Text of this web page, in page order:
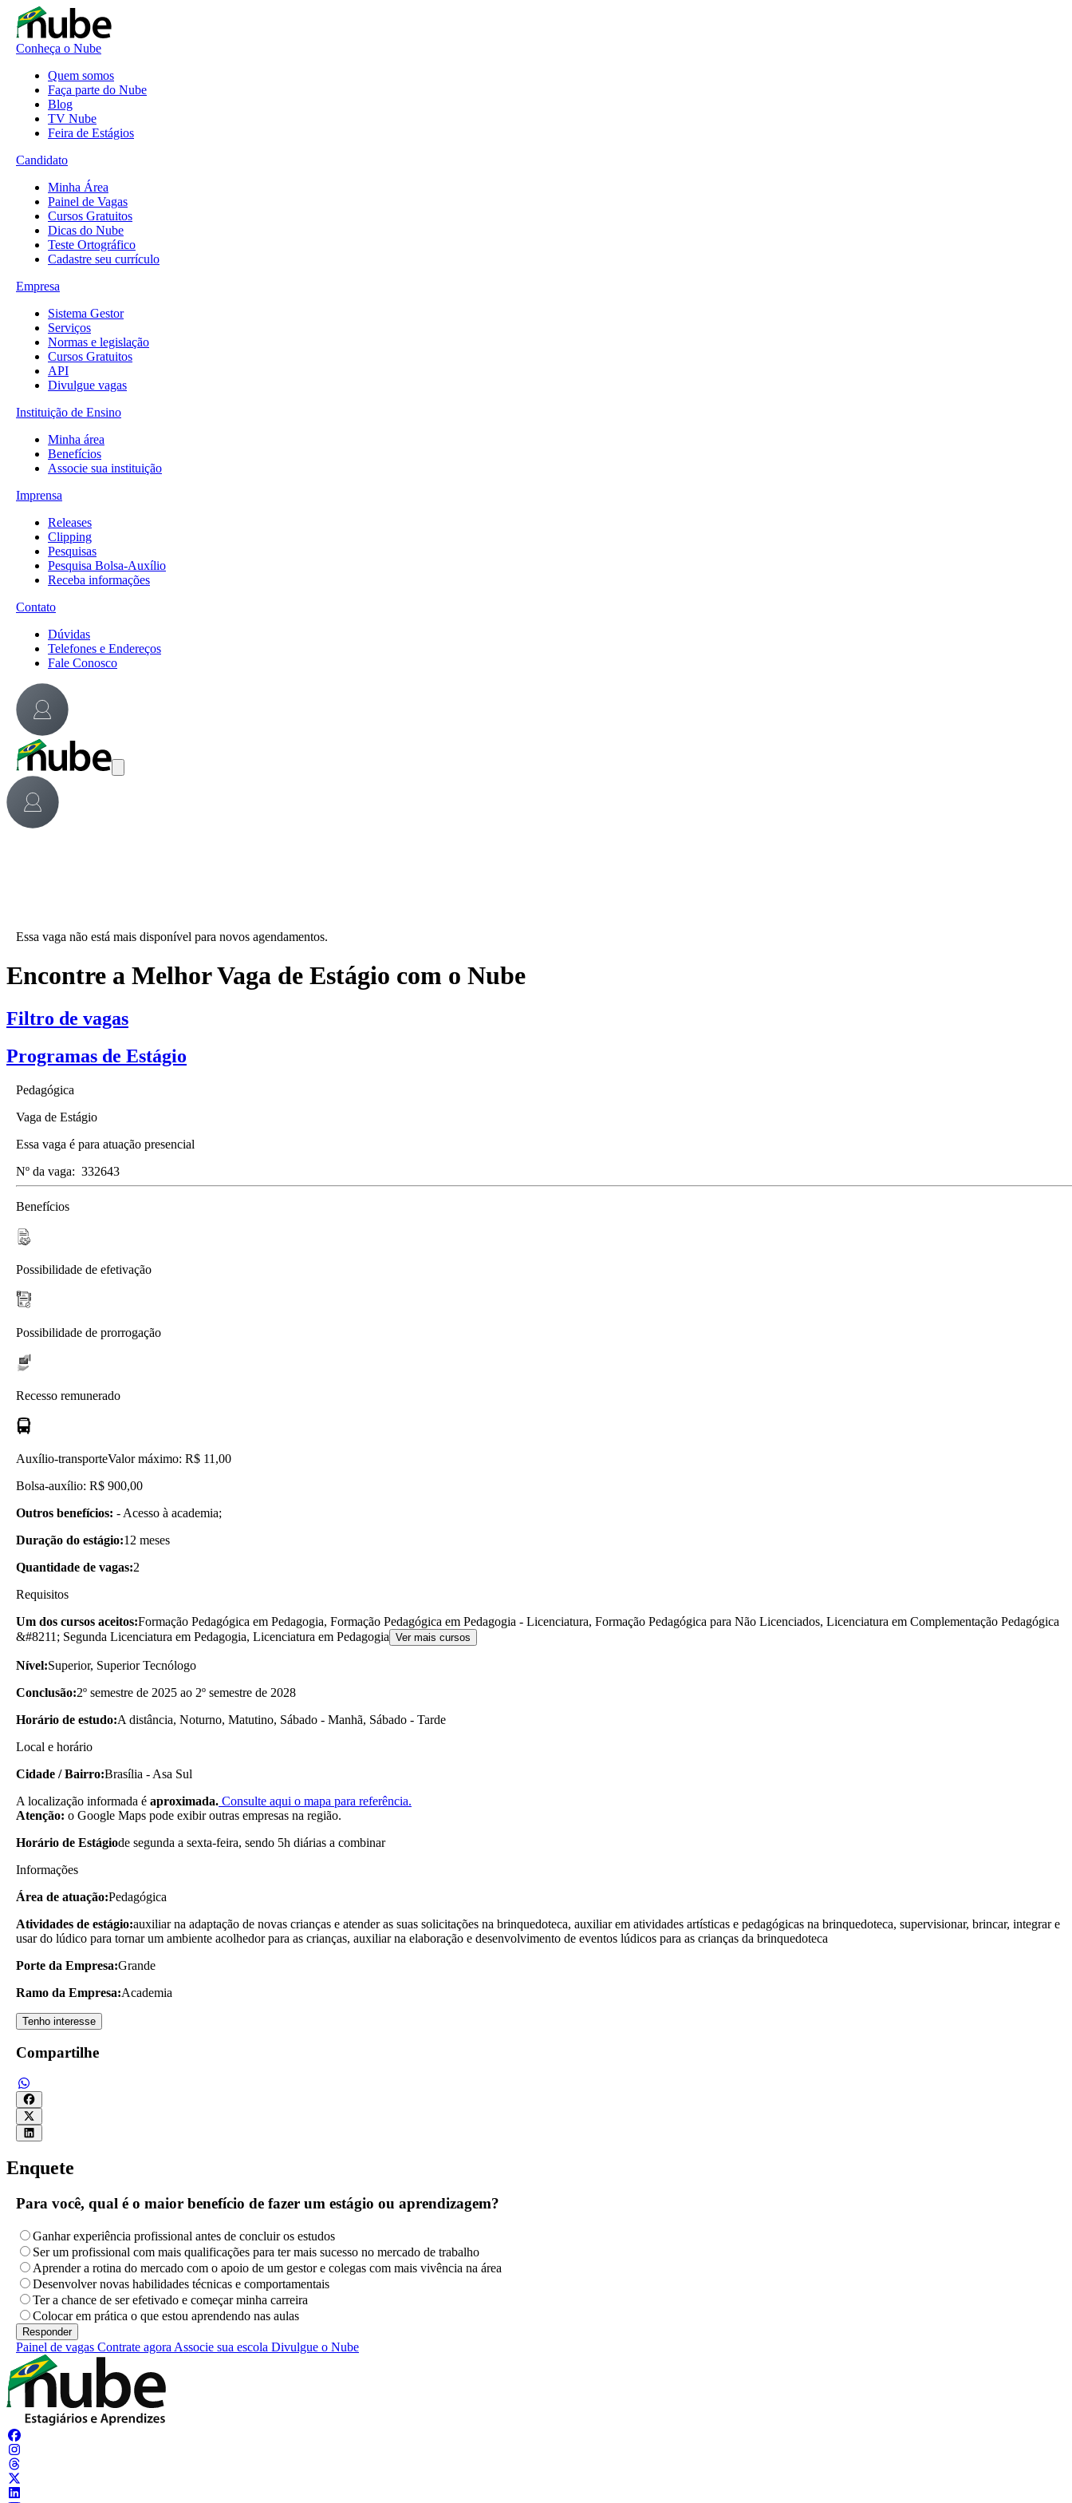
Conheça o Nube
Quem somos
Faça parte do Nube
Blog
TV Nube
Feira de Estágios
Candidato
Minha Área
Painel de Vagas
Cursos Gratuitos
Dicas do Nube
Teste Ortográfico
Cadastre seu currículo
Empresa
Sistema Gestor
Serviços
Normas e legislação
Cursos Gratuitos
API
Divulgue vagas
Instituição de Ensino
Minha área
Benefícios
Associe sua instituição
Imprensa
Releases
Clipping
Pesquisas
Pesquisa Bolsa-Auxílio
Receba informações
Contato
Dúvidas
Telefones e Endereços
Fale Conosco
Essa vaga não está mais disponível para novos agendamentos.
Encontre a Melhor Vaga de Estágio com o Nube
Filtro de vagas
Programas de Estágio
Pedagógica
Vaga de Estágio
Essa vaga é para atuação presencial
Nº da vaga: 332643
Benefícios
Possibilidade de efetivação
Possibilidade de prorrogação
Recesso remunerado
Auxílio-transporteValor máximo: R$ 11,00
Bolsa-auxílio: R$ 900,00
Outros benefícios: - Acesso à academia;
Duração do estágio:12 meses
Quantidade de vagas:2
Requisitos
Um dos cursos aceitos:Formação Pedagógica em Pedagogia, Formação Pedagógica em Pedagogia - Licenciatura, Formação Pedagógica para Não Licenciados, Licenciatura em Complementação Pedagógica
&#8211; Segunda Licenciatura em Pedagogia, Licenciatura em Pedagogia Ver mais cursos
Nível:Superior, Superior Tecnólogo
Conclusão:2º semestre de 2025 ao 2º semestre de 2028
Horário de estudo:A distância, Noturno, Matutino, Sábado - Manhã, Sábado - Tarde
Local e horário
Cidade / Bairro:Brasília - Asa Sul
A localização informada é aproximada. Consulte aqui o mapa para referência.
Atenção: o Google Maps pode exibir outras empresas na região.
Horário de Estágiode segunda a sexta-feira, sendo 5h diárias a combinar
Informações
Área de atuação:Pedagógica
Atividades de estágio:auxiliar na adaptação de novas crianças e atender as suas solicitações na brinquedoteca, auxiliar em atividades artísticas e pedagógicas na brinquedoteca, supervisionar, brincar, integrar e
usar do lúdico para tornar um ambiente acolhedor para as crianças, auxiliar na elaboração e desenvolvimento de eventos lúdicos para as crianças da brinquedoteca
Porte da Empresa:Grande
Ramo da Empresa:Academia
Tenho interesse
Compartilhe
Enquete
Para você, qual é o maior benefício de fazer um estágio ou aprendizagem?
Ganhar experiência profissional antes de concluir os estudos
Ser um profissional com mais qualificações para ter mais sucesso no mercado de trabalho
Aprender a rotina do mercado com o apoio de um gestor e colegas com mais vivência na área
Desenvolver novas habilidades técnicas e comportamentais
Ter a chance de ser efetivado e começar minha carreira
Colocar em prática o que estou aprendendo nas aulas
Painel de vagas Contrate agora Associe sua escola Divulgue o Nube